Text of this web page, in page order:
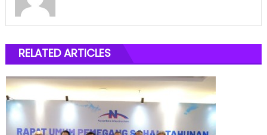
RELATED ARTICLES